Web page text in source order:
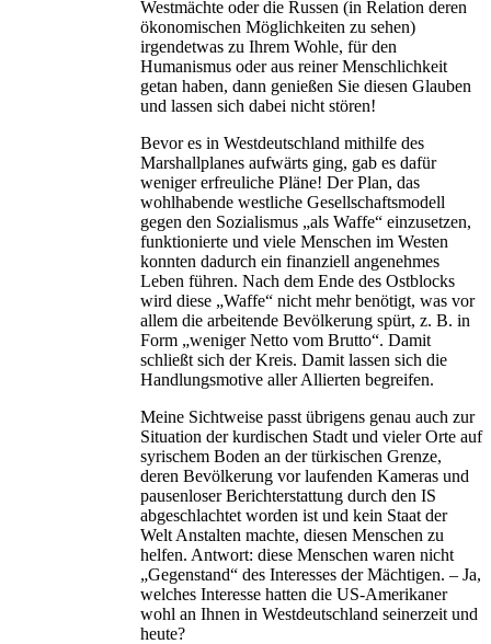
Westmächte oder die Russen (in Relation deren
ökonomischen Möglichkeiten zu sehen)
irgendetwas zu Ihrem Wohle, für den
Humanismus oder aus reiner Menschlichkeit
getan haben, dann genießen Sie diesen Glauben
und lassen sich dabei nicht stören!
Bevor es in Westdeutschland mithilfe des
Marshallplanes aufwärts ging, gab es dafür
weniger erfreuliche Pläne! Der Plan, das
wohlhabende westliche Gesellschaftsmodell
gegen den Sozialismus „als Waffe“ einzusetzen,
funktionierte und viele Menschen im Westen
konnten dadurch ein finanziell angenehmes
Leben führen. Nach dem Ende des Ostblocks
wird diese „Waffe“ nicht mehr benötigt, was vor
allem die arbeitende Bevölkerung spürt, z. B. in
Form „weniger Netto vom Brutto“. Damit
schließt sich der Kreis. Damit lassen sich die
Handlungsmotive aller Allierten begreifen.
Meine Sichtweise passt übrigens genau auch zur
Situation der kurdischen Stadt und vieler Orte auf
syrischem Boden an der türkischen Grenze,
deren Bevölkerung vor laufenden Kameras und
pausenloser Berichterstattung durch den IS
abgeschlachtet worden ist und kein Staat der
Welt Anstalten machte, diesen Menschen zu
helfen. Antwort: diese Menschen waren nicht
„Gegenstand“ des Interesses der Mächtigen. – Ja,
welches Interesse hatten die US-Amerikaner
wohl an Ihnen in Westdeutschland seinerzeit und
heute?